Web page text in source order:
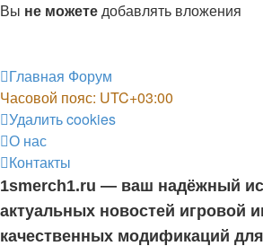
Вы не можете добавлять вложения
Главная Форум
Часовой пояс: UTC+03:00
Удалить cookies
О нас
Контакты
1smerch1.ru — ваш надёжный
актуальных новостей игровой
качественных модификаций